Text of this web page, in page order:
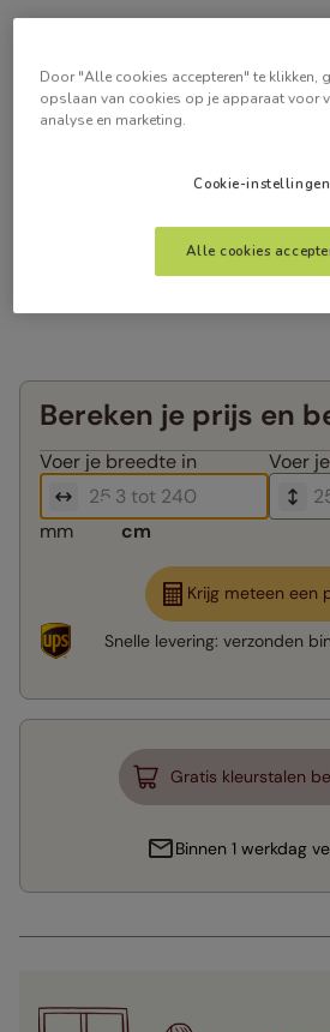
Bereken je prijs en
Voer je breedte in Voer je
mm cm
Krijg meteen een
Snelle levering: verzonden
Gratis kleurstalen
Binnen 1 werkdag
Door "Alle cookies accepteren" te klikken,
opslaan van cookies op je apparaat voor
analyse en marketing.
Cookie-instellingen
Alle cookies